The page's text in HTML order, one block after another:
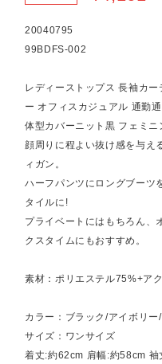
20040795
99BDFS-002
レディーストップス 長袖カ
ー オフィスカジュアル 通勤
体型カバーニット黒 フェミニ
顔周りに程よい抜け感を与え
ィガン。
ハーフパンツにロングブーツ
タイルに!
プライベートにはもちろん、
クスタイムにもおすすめ。
素材：ポリエステル75%+ア
カラー：ブラック/アイボリー
サイズ：ワンサイズ
着丈:約62cm 肩幅:約58cm